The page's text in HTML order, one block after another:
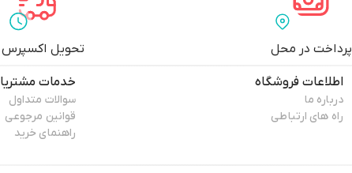
پرداخت در محل تحویل اکسپرس
اطلاعات فروشگاه
درباره ما
راه های ارتباطی
خدمات
سوالات متداول
قوانین مرجوعی
راهنمای خرید